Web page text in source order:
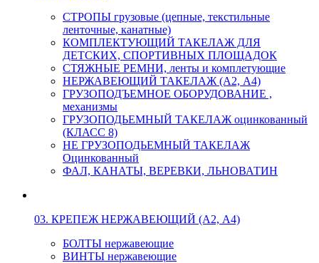
СТРОПЫ грузовые (цепные, текстильные
ленточные, канатные)
КОМПЛЕКТУЮЩИЙ ТАКЕЛАЖ ДЛЯ
ДЕТСКИХ, СПОРТИВНЫХ ПЛОЩАДОК
СТЯЖНЫЕ РЕМНИ, ленты и комплетующие
НЕРЖАВЕЮЩИЙ ТАКЕЛАЖ (А2, А4)
ГРУЗОПОДЪЕМНОЕ ОБОРУДОВАНИЕ ,
механизмы
ГРУЗОПОДЬЕМНЫЙ ТАКЕЛАЖ оцинкованный
(КЛАСС 8)
НЕ ГРУЗОПОДЬЕМНЫЙ ТАКЕЛАЖ
Оцинкованный
ФАЛ, КАНАТЫ, ВЕРЕВКИ, ЛЬНОВАТИН
03. КРЕПЕЖ НЕРЖАВЕЮЩИЙ (А2, А4)
БОЛТЫ нержавеющие
ВИНТЫ нержавеющие